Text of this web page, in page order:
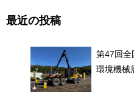
最近の投稿
第47回全
環境機械